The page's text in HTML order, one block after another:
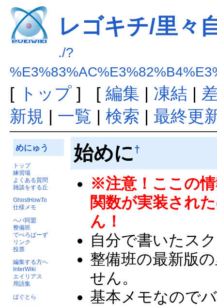
レゴキチ/里々
./?
[ トップ] [ 編集 | 凍結 |
新規 | 一覧 | 検索 | 最終更
めにゅう
トップ
練習場
よくある質問
雑談をする丘
GhostHowTo
仕様メモ
へパ同盟
整備班
でべろぱーず
リンク
投票
編集する方へ
InterWiki
エイリアス
用語集
ばぐとら
始めに†
※注意！ここの
関数が実装され
ん！
自分で書いたス
整備班の最新版
せん。
基本メモなので